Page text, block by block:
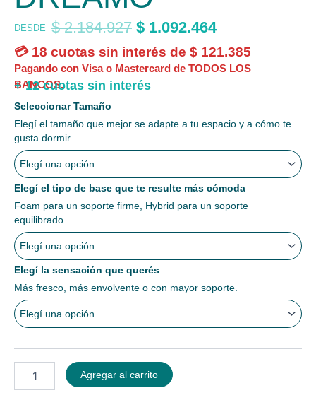
DESDE $2.184.927 $ 1.092.464
💳 18 cuotas sin interés de $ 121.385
Pagando con Visa o Mastercard de TODOS LOS
BANCOS.
+ 12 cuotas sin interés
Seleccionar Tamaño
Elegí el tamaño que mejor se adapte a tu espacio y a cómo te
gusta dormir.
Elegí el tipo de base que te resulte más cómoda
Foam para un soporte firme, Hybrid para un soporte
equilibrado.
Elegí la sensación que querés
Más fresco, más envolvente o con mayor soporte.
ARMÁ
DREAMÖ
cantidad
Agregar al carrito